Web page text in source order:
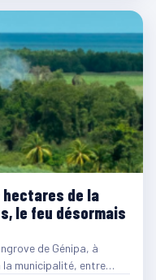
hectares de la
le feu désormais
de Génipa, à
la municipalité, entre…